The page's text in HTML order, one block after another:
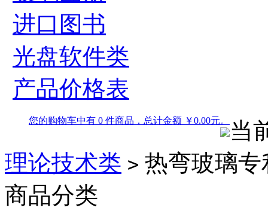
进口图书
光盘软件类
产品价格表
您的购物车中有 0 件商品，总计金额 ￥0.00元。
当
理论技术类 > 热弯玻璃专
商品分类